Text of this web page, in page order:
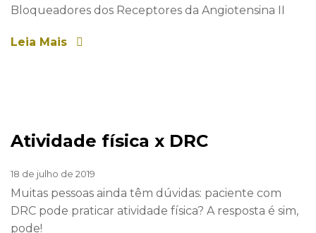
Bloqueadores dos Receptores da Angiotensina II
Leia Mais
Atividade física x DRC
18 de julho de 2019
Muitas pessoas ainda têm dúvidas: paciente com
DRC pode praticar atividade física? A resposta é sim,
pode!